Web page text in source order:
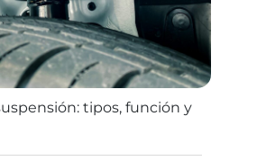
tipos, función y